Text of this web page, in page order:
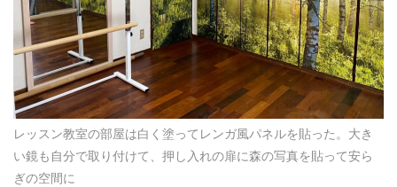
レッスン教室の部屋は白く塗ってレンガ風パネルを貼った。大き
い鏡も自分で取り付けて、押し入れの扉に森の写真を貼って安ら
ぎの空間に